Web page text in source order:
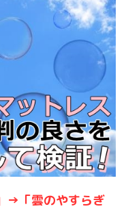
→「雲のやすらぎ